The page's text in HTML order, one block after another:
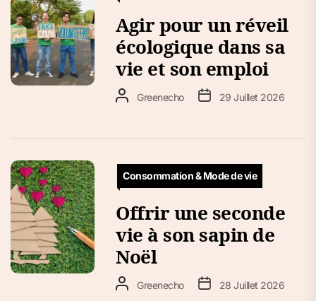
Agir pour un réveil
écologique dans sa
vie et son emploi
Greenecho 29 Juillet 2026
Consommation & Mode de vie
Offrir une seconde
vie à son sapin de
Noël
Greenecho 28 Juillet 2026